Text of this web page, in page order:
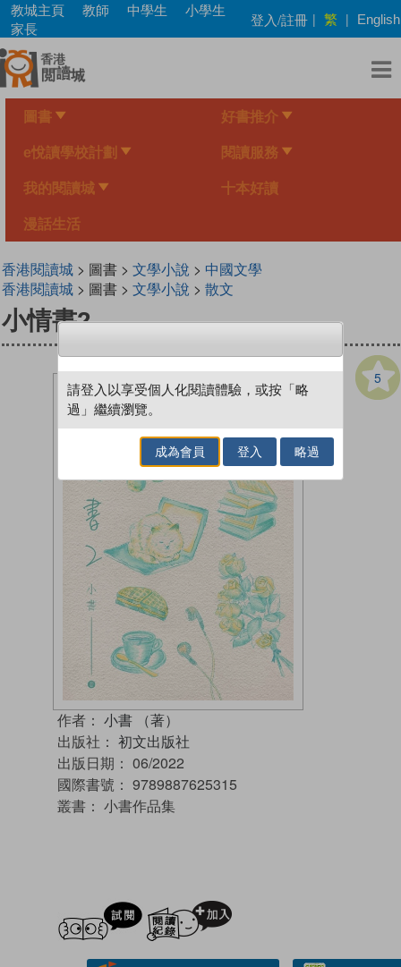
Skip
main
content
教城主頁 教師 中學生
小學生
家長
登入/註冊 | 繁 | English
圖書 好書推介
e悅讀學校計劃 閱讀服務
我的閱讀城 十本好讀
漫話生活
香港閱讀城> 圖書 > 文學小說 > 中國文學
香港閱讀城> 圖書 > 文學小說 > 散文
小情書2
5
作者： 小書 （著）
出版社： 初文出版社
出版日期： 06/2022
國際書號： 9789887625315
叢書： 小書作品集
試閲
請登入以享受個人化閱讀體驗，或按「略
過」繼續瀏覽。
成為會員 登入 略過